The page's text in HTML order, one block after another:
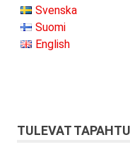
Svenska
Suomi
English
TULEVAT